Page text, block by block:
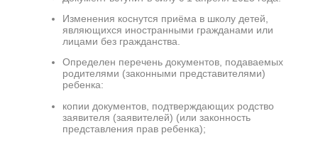
Изменения коснутся приёма в школу детей,
являющихся иностранными гражданами или
лицами без гражданства.
Определен перечень документов, подаваемых
родителями (законными представителями)
ребенка:
копии документов, подтверждающих родство
заявителя (заявителей) (или законность
представления прав ребенка);